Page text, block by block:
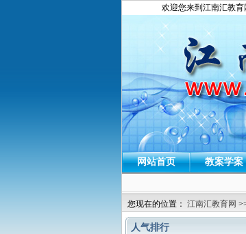
欢迎您来到江南汇教育
网站首页 教案学案
您现在的位置： 江南汇教育网
人气排行